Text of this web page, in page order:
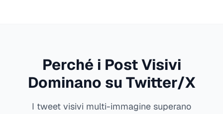
Perché i Post Visivi
Dominano su Twitter/X
I tweet visivi multi-immagine superano